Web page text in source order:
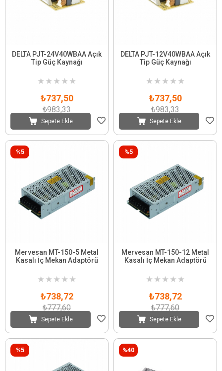
DELTA PJT-24V40WBAA Açık
Tip Güç Kaynağı
★ ★ ★ ★ ★
₺737,50
₺983,33
Sepete Ekle
DELTA PJT-12V40WBAA Açık
Tip Güç Kaynağı
★ ★ ★ ★ ★
₺737,50
₺983,33
Sepete Ekle
Mervesan MT-150-5 Metal
Kasalı İç Mekan Adaptörü
★ ★ ★ ★ ★
₺738,72
₺777,60
Sepete Ekle
%5
Mervesan MT-150-12 Metal
Kasalı İç Mekan Adaptörü
★ ★ ★ ★ ★
₺738,72
₺777,60
Sepete Ekle
%5
%5 %40